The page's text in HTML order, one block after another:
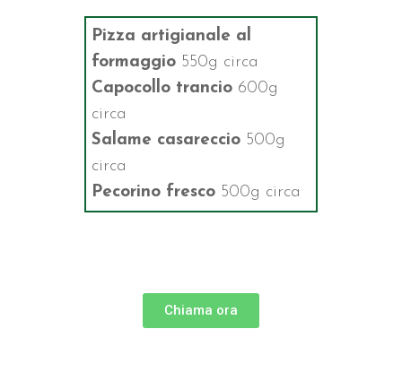
Pizza artigianale al
formaggio 550g circa
Capocollo trancio 600g
circa
Salame casareccio 500g
circa
Pecorino fresco 500g circa
Chiama ora